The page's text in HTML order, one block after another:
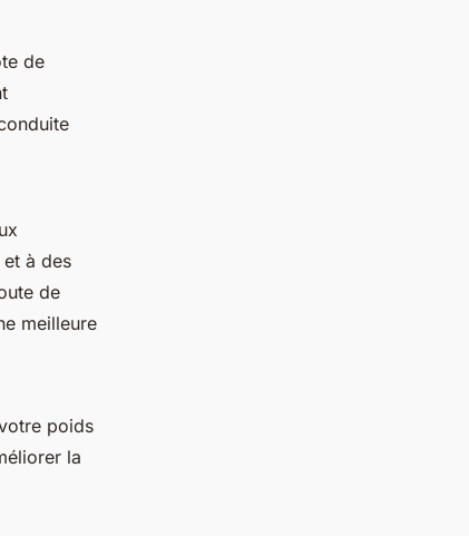
de
à des
de
meilleure
poids
la